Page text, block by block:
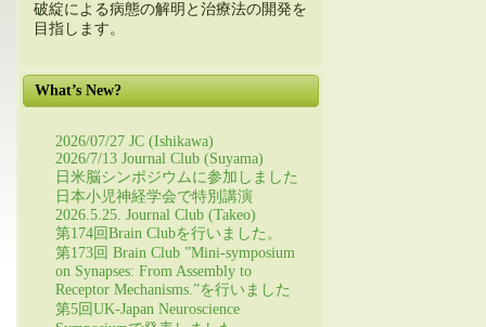
破綻による病態の解明と治療法の開発を
目指します。
What’s New?
2026/07/27 JC (Ishikawa)
2026/7/13 Journal Club (Suyama)
日米脳シンポジウムに参加しました
日本小児神経学会で特別講演
2026.5.25. Journal Club (Takeo)
第174回Brain Clubを行いました。
第173回 Brain Club ”Mini-symposium
on Synapses: From Assembly to
Receptor Mechanisms.”を行いました
第5回UK-Japan Neuroscience